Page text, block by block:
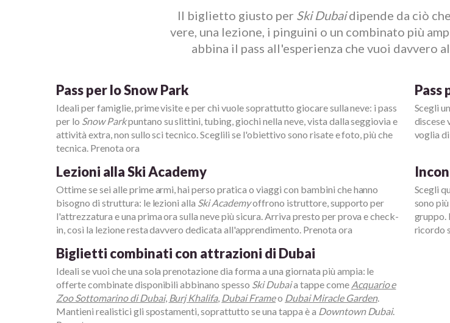
Il biglietto giusto per Ski Dubaidipende da ciò
vere, una lezione, i pinguini o un combinato più
abbina il pass all'esperienza che vuoi davvero
Pass per lo Snow Park
Ideali per famiglie, prime visite e per chi vuole soprattutto giocare sulla neve: i pass
per lo Snow Parkpuntano su slittini, tubing, giochi nella neve, vista dalla seggiovia e
attività extra, non sullo sci tecnico. Sceglili se l'obiettivo sono risate e foto, più che
tecnica. Prenota ora
Pass
Scegli
discese
voglia
Lezioni alla Ski Academy
Ottime se sei alle prime armi, hai perso pratica o viaggi con bambini che hanno
bisogno di struttura: le lezioni alla Ski Academyoffrono istruttore, supporto per
l'attrezzatura e una prima ora sulla neve più sicura. Arriva presto per prova e check-
in, così la lezione resta davvero dedicata all'apprendimento. Prenota ora
Scegli
sono
gruppo.
ricordo
Biglietti combinati con attrazioni di Dubai
Ideali se vuoi che una sola prenotazione dia forma a una giornata più ampia: le
offerte combinate disponibili abbinano spesso Ski Dubaia tappe come Acquario e
Zoo Sottomarino di Dubai, Burj Khalifa, Dubai Frameo Dubai Miracle Garden.
Mantieni realistici gli spostamenti, soprattutto se una tappa è a Downtown Dubai.